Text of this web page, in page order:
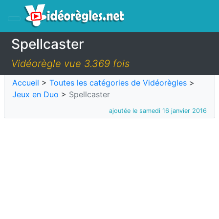
Spellcaster
Vidéorègle vue 3.369 fois
Accueil > Toutes les catégories de Vidéorègles >
Jeux en Duo > Spellcaster
ajoutée le samedi 16 janvier 2016